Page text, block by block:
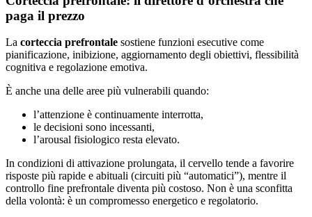
paga il prezzo
La corteccia prefrontale sostiene funzioni esecutive come
pianificazione, inibizione, aggiornamento degli obiettivi, flessibilità
cognitiva e regolazione emotiva.
È anche una delle aree più vulnerabili quando:
l’attenzione è continuamente interrotta,
le decisioni sono incessanti,
l’arousal fisiologico resta elevato.
In condizioni di attivazione prolungata, il cervello tende a favorire
risposte più rapide e abituali (circuiti più “automatici”), mentre il
controllo fine prefrontale diventa più costoso. Non è una sconfitta
della volontà: è un compromesso energetico e regolatorio.